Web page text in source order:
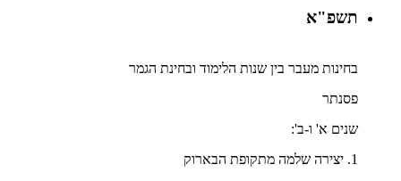
תשפ"א
בחינות מעבר בין שנות הלימוד ובחינת הגמר
פסנתר
שנים א' ו-ב':
1. יצירה שלמה מתקופת הבארוק